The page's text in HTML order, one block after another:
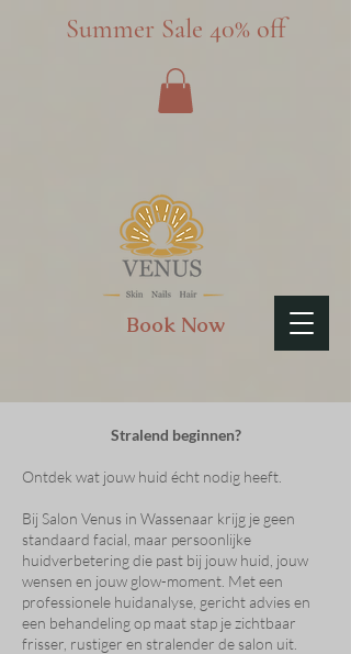
Book Now
Summer Sale 40% off
Stralend beginnen?
Ontdek wat jouw huid écht nodig heeft.
Bij Salon Venus in Wassenaar krijg je geen
standaard facial, maar persoonlijke
huidverbetering die past bij jouw huid, jouw
wensen en jouw glow-moment. Met een
professionele huidanalyse, gericht advies en
een behandeling op maat stap je zichtbaar
frisser, rustiger en stralender de salon uit.